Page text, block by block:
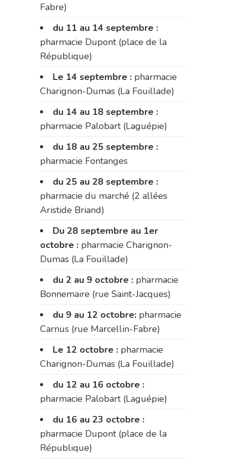
Fabre)
du 11 au 14 septembre :
pharmacie Dupont (place de la
République)
Le 14 septembre : pharmacie
Charignon-Dumas (La Fouillade)
du 14 au 18 septembre :
pharmacie Palobart (Laguépie)
du 18 au 25 septembre :
pharmacie Fontanges
du 25 au 28 septembre :
pharmacie du marché (2 allées
Aristide Briand)
Du 28 septembre au 1er
octobre : pharmacie Charignon-
Dumas (La Fouillade)
du 2 au 9 octobre : pharmacie
Bonnemaire (rue Saint-Jacques)
du 9 au 12 octobre: pharmacie
Carnus (rue Marcellin-Fabre)
Le 12 octobre : pharmacie
Charignon-Dumas (La Fouillade)
du 12 au 16 octobre :
pharmacie Palobart (Laguépie)
du 16 au 23 octobre :
pharmacie Dupont (place de la
République)